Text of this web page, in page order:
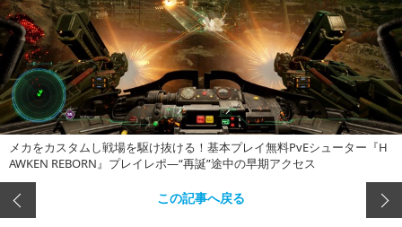
メカをカスタムし戦場を駆け抜ける！基本プレイ無料PvEシューター『H
AWKEN REBORN』プレイレポ―“再誕”途中の早期アクセス
この記事へ戻る